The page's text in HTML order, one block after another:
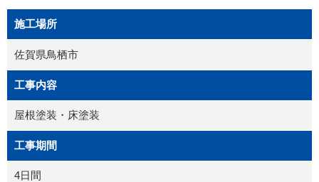
施工場所
佐賀県鳥栖市
工事内容
屋根塗装・床塗装
工事期間
4日間